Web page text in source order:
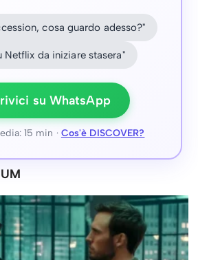
cosa guardo adesso?"
Netflix da iniziare stasera"
su WhatsApp
15 min · Cos'è DISCOVER?